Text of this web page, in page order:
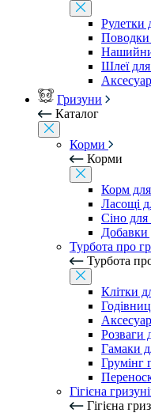
Рулетки
Поводки
Шлеї для
Гризуни
Каталог
Корми
Корми
Корм для
Ласощі
Сіно для
Добавки
Турбота про
Турбота
Клітки
Розваги
Гамаки
Грумінг
Гігієна
Гігієна